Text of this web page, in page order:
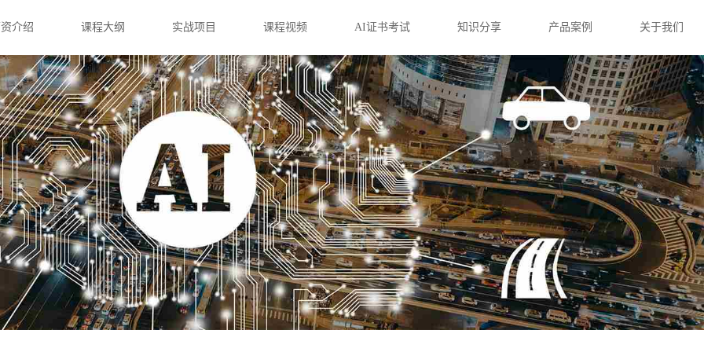
介绍 课程大纲 实战项目 课程视频 AI证书考试 知识分享 产品案例 关于我们